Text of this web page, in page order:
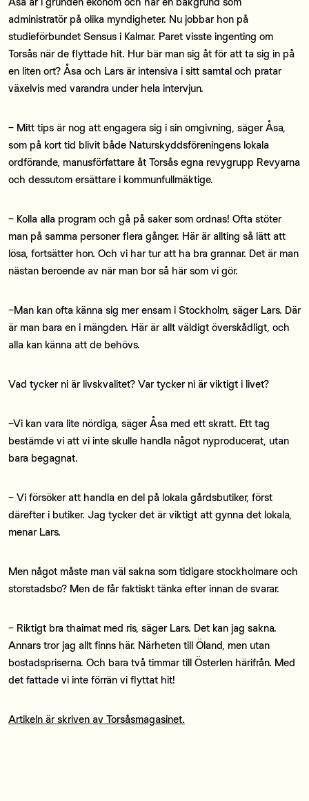
administratör på olika myndigheter. Nu jobbar hon på
studieförbundet Sensus i Kalmar. Paret visste ingenting om
Torsås när de flyttade hit. Hur bär man sig åt för att ta sig in på
en liten ort? Åsa och Lars är intensiva i sitt samtal och pratar
växelvis med varandra under hela intervjun.
− Mitt tips är nog att engagera sig i sin omgivning, säger Åsa,
som på kort tid blivit både Naturskyddsföreningens lokala
ordförande, manusförfattare åt Torsås egna revygrupp Revyarna
och dessutom ersättare i kommunfullmäktige.
− Kolla alla program och gå på saker som ordnas! Ofta stöter
man på samma personer flera gånger. Här är allting så lätt att
lösa, fortsätter hon. Och vi har tur att ha bra grannar. Det är man
nästan beroende av när man bor så här som vi gör.
−Man kan ofta känna sig mer ensam i Stockholm, säger Lars. Där
är man bara en i mängden. Här är allt väldigt överskådligt, och
alla kan känna att de behövs.
Vad tycker ni är livskvalitet? Var tycker ni är viktigt i livet?
−Vi kan vara lite nördiga, säger Åsa med ett skratt. Ett tag
bestämde vi att vi inte skulle handla något nyproducerat, utan
bara begagnat.
− Vi försöker att handla en del på lokala gårdsbutiker, först
därefter i butiker. Jag tycker det är viktigt att gynna det lokala,
menar Lars.
Men något måste man väl sakna som tidigare stockholmare och
storstadsbo? Men de får faktiskt tänka efter innan de svarar.
− Riktigt bra thaimat med ris, säger Lars. Det kan jag sakna.
Annars tror jag allt finns här. Närheten till Öland, men utan
bostadspriserna. Och bara två timmar till Österlen härifrån. Med
det fattade vi inte förrän vi flyttat hit!
Artikeln är skriven av Torsåsmagasinet.